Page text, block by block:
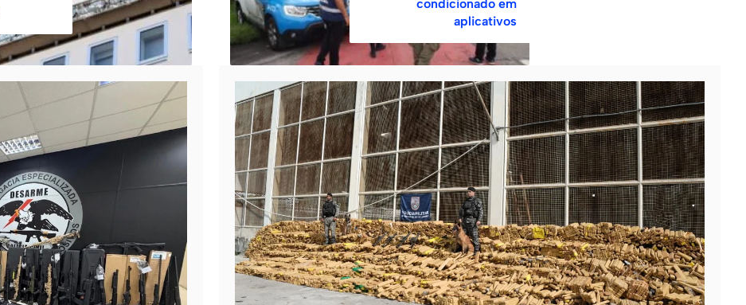
condicionado em
aplicativos